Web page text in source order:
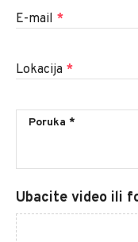
E-mail *
Lokacija *
Ubacite video ili